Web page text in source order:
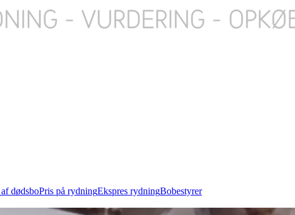
dødsboPris på rydningEkspres rydningBobestyrer